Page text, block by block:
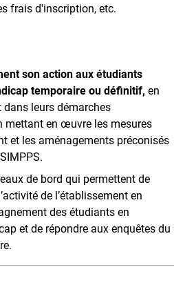
frais d'inscription, etc.
son action aux étudiants
temporaire ou définitif, en
leurs démarches
mettant en œuvre les mesures
et les aménagements préconisés
de bord qui permettent de
de l’établissement en
des étudiants en
et de répondre aux enquêtes du